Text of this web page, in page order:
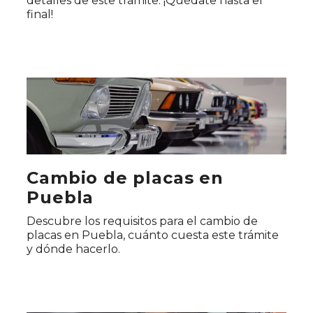
final!
Cambio de placas en
Puebla
Descubre los requisitos para el cambio de
placas en Puebla, cuánto cuesta este trámite
y dónde hacerlo.